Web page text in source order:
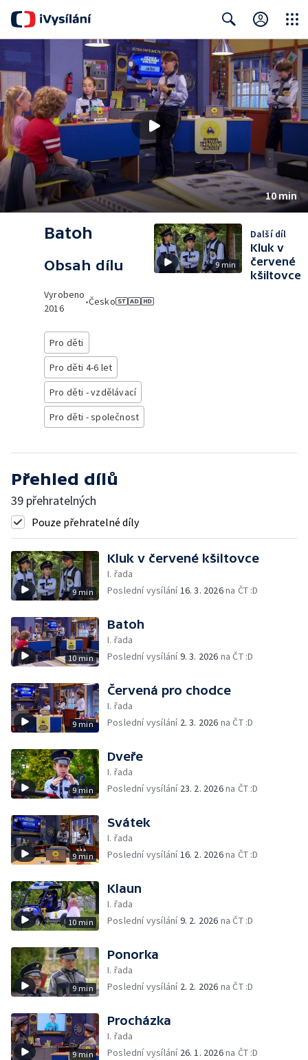
Search Close
10 min
Batoh
Obsah dílu
Vyrobeno
2016
•Česko
Pro děti
Pro děti 4-6 let
Pro děti - vzdělávací
Pro děti - společnost
9 min
Další díl
Kluk v
červené
kšiltovce
Přehled dílů
39 přehratelných
Pouze přehratelné díly
9 min
Kluk v červené kšiltovce
I. řada
Poslední vysílání16. 3. 2026na ČT :D
10 min
Batoh
I. řada
Poslední vysílání9. 3. 2026 na ČT :D
9 min
Červená pro chodce
I. řada
Poslední vysílání 2. 3. 2026 na ČT :D
9 min
Dveře
I. řada
Poslední vysílání 23. 2. 2026na ČT :D
9 min
Svátek
I. řada
Poslední vysílání16. 2. 2026na ČT :D
10 min
Klaun
I. řada
Poslední vysílání9. 2. 2026 na ČT :D
9 min
Ponorka
I. řada
Poslední vysílání 2. 2. 2026 na ČT :D
9 min
Procházka
I. řada
Poslední vysílání 26. 1. 2026na ČT :D